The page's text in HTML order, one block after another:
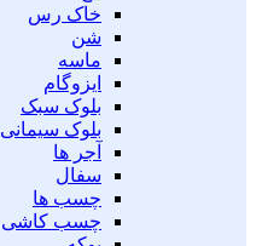
خاک رس
شن
ماسه
ایزوگام
بلوک سبک
بلوک سیمانی
آجر ها
سفال
چسب ها
چسب کاشی